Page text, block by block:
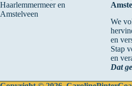
We
en
Stap
en
Dat